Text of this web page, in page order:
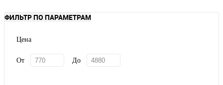
ФИЛЬТР ПО ПАРАМЕТРАМ
Цена
От До